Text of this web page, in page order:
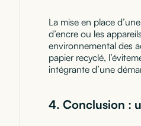
La mise en place
d’encre ou les
environnemental des
papier recyclé,
intégrante d’une
4. Conclusion :